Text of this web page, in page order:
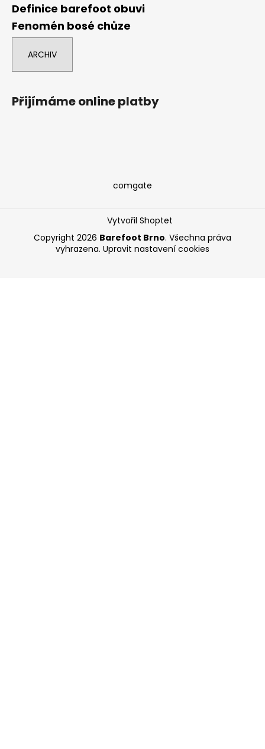
Definice barefoot obuvi
Fenomén bosé chůze
ARCHIV
Přijímáme online platby
comgate
Vytvořil Shoptet
Copyright 2026 Barefoot Brno. Všechna práva
vyhrazena. Upravit nastavení cookies